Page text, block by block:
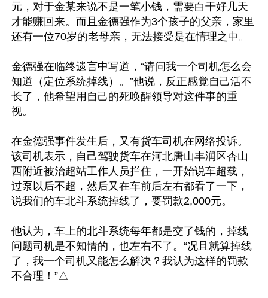
元，对于金某来说不是一笔小钱，需要白干好几天
才能赚回来。而且金德强作为3个孩子的父亲，家里
还有一位70岁的老母亲，无法接受是在情理之中。
金德强在临终遗言中写道，“请问我一个司机怎么会
知道（定位系统掉线）。”他说，反正感觉自己活不
长了，他希望用自己的死唤醒领导对这件事的重
视。
在金德强事件发生后，又有货车司机在网络投诉。
该司机表示，自己驾驶货车在河北唐山丰润区杏山
西附近被治超站工作人员拦住，一开始说车超载，
过泵以后不超，然后又在车前后左右都看了一下，
说我们的车北斗系统掉线了，要罚款2,000元。
他认为，车上的北斗系统每年都是交了钱的，掉线
问题司机是不知情的，也左右不了。“况且就算掉线
了，我一个司机又能怎么解决？我认为这样的罚款